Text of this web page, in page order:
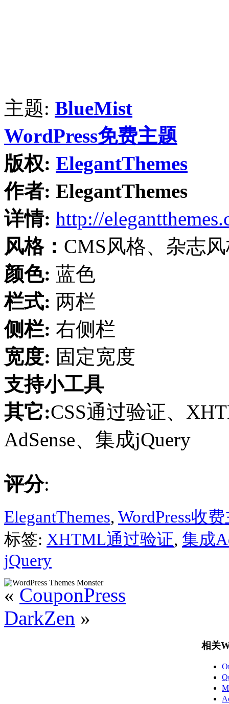
主题: BlueMist
WordPress免费主题
版权: ElegantThemes
作者: ElegantThemes
详情: http://
风格： CMS风格、杂志
颜色: 蓝色
栏式: 两栏
侧栏: 右侧栏
宽度: 固定宽度
支持小工具
其它:CSS通过验证、
AdSense、集成jQuery
评分:
ElegantThemes, WordPress收
标签: XHTML通过验证, 集成
jQuery
« CouponPress
DarkZen »
相关